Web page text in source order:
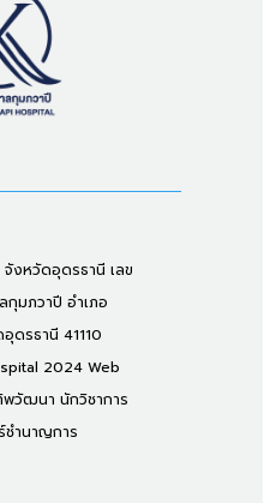
งหวัดอุดรธานี เลข
มภวาปี อำเภอ
ดรธานี 41110
2024 Web
วัฒนา นักวิชาการ
ชำนาญการ